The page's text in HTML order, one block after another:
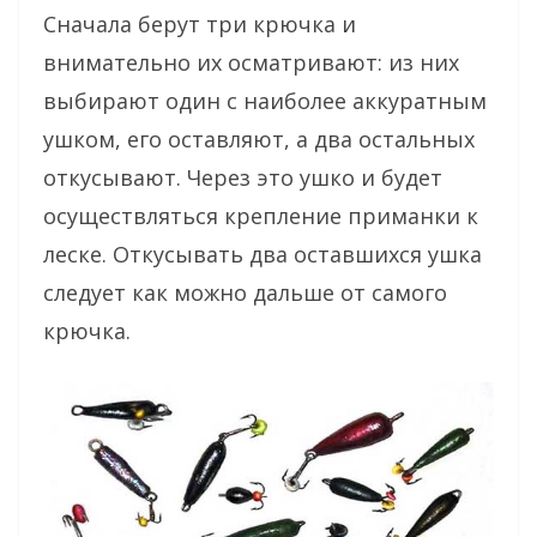
Сначала берут три крючка и
внимательно их осматривают: из них
выбирают один с наиболее аккуратным
ушком, его оставляют, а два остальных
откусывают. Через это ушко и будет
осуществляться крепление приманки к
леске. Откусывать два оставшихся ушка
следует как можно дальше от самого
крючка.